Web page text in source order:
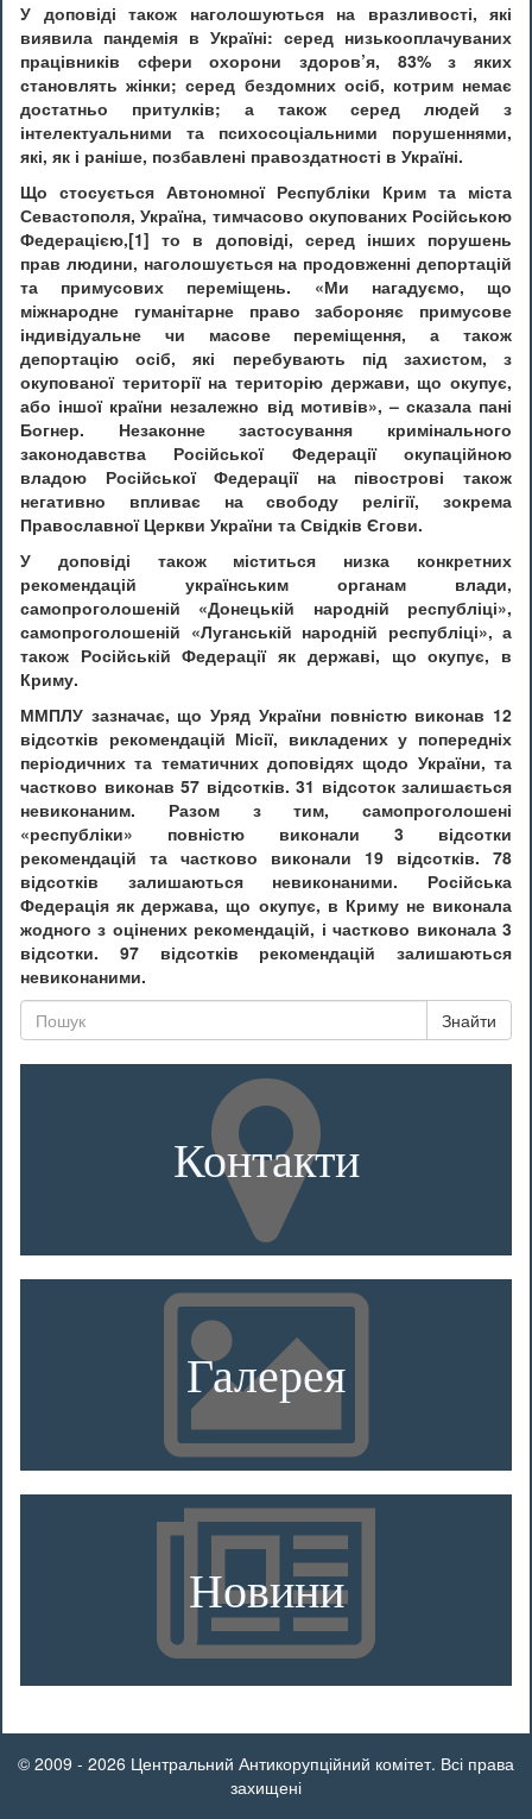
У доповіді також наголошуються на вразливості, які
виявила пандемія в Україні: серед низькооплачуваних
працівників сфери охорони здоров’я, 83% з яких
становлять жінки; серед бездомних осіб, котрим немає
достатньо притулків; а також серед людей з
інтелектуальними та психосоціальними порушеннями,
які, як і раніше, позбавлені правоздатності в Україні.
Що стосується Автономної Республіки Крим та міста
Севастополя, Україна, тимчасово окупованих Російською
Федерацією,[1] то в доповіді, серед інших порушень
прав людини, наголошується на продовженні депортацій
та примусових переміщень. «Ми нагадуємо, що
міжнародне гуманітарне право забороняє примусове
індивідуальне чи масове переміщення, а також
депортацію осіб, які перебувають під захистом, з
окупованої території на територію держави, що окупує,
або іншої країни незалежно від мотивів», – сказала пані
Богнер. Незаконне застосування кримінального
законодавства Російської Федерації окупаційною
владою Російської Федерації на півострові також
негативно впливає на свободу релігії, зокрема
Православної Церкви України та Свідків Єгови.
У доповіді також міститься низка конкретних
рекомендацій українським органам влади,
самопроголошеній «Донецькій народній республіці»,
самопроголошеній «Луганській народній республіці», а
також Російській Федерації як державі, що окупує, в
Криму.
ММПЛУ зазначає, що Уряд України повністю виконав 12
відсотків рекомендацій Місії, викладених у попередніх
періодичних та тематичних доповідях щодо України, та
частково виконав 57 відсотків. 31 відсоток залишається
невиконаним. Разом з тим, самопроголошені
«республіки» повністю виконали 3 відсотки
рекомендацій та частково виконали 19 відсотків. 78
відсотків залишаються невиконаними. Російська
Федерація як держава, що окупує, в Криму не виконала
жодного з оцінених рекомендацій, і частково виконала 3
відсотки. 97 відсотків рекомендацій залишаються
невиконаними.
Знайти
Контакти
Галерея
Новини
© 2009 - 2026 Центральний Антикорупційний комітет. Всі права
захищені